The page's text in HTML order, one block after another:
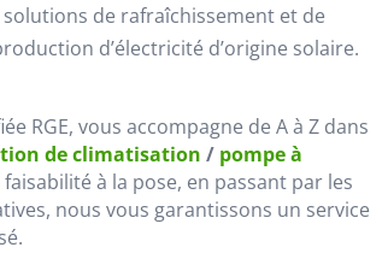
de rafraîchissement et de
d’électricité d’origine solaire.
RGE, vous accompagne de A à Z dans
de climatisation / pompe à
faisabilité à la pose, en passant par les
nous vous garantissons un service